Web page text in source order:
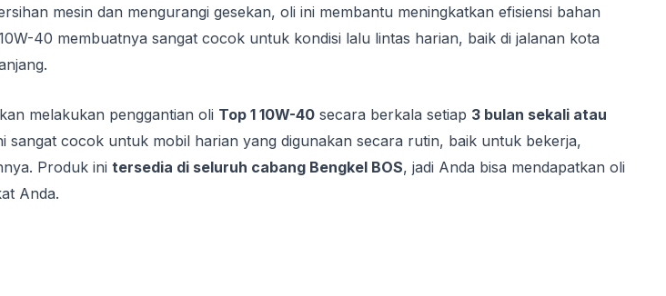
mesin dan mengurangi gesekan, oli ini membantu meningkatkan efisiensi bahan
40 membuatnya sangat cocok untuk kondisi lalu lintas harian, baik di jalanan kota
melakukan penggantian oli Top 1 10W-40 secara berkala setiap 3 bulan sekali atau
sangat cocok untuk mobil harian yang digunakan secara rutin, baik untuk bekerja,
Produk ini tersedia di seluruh cabang Bengkel BOS, jadi Anda bisa mendapatkan oli
Anda.